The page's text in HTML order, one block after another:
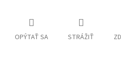
OPÝTAŤ SA STRÁŽIŤ